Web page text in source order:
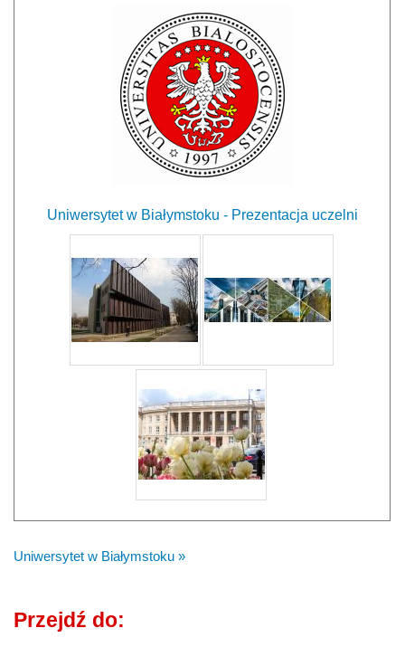
Uniwersytet w Białymstoku - Prezentacja uczelni
Uniwersytet w Białymstoku »
Przejdź do: